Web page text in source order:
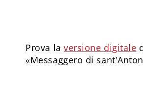
Prova laversione digitale
«Messaggero di